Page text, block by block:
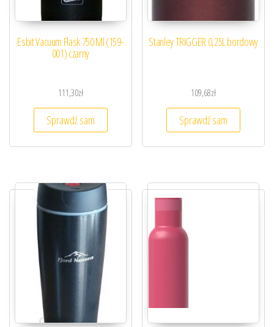
Esbit Vacuum Flask 750 Ml (159-
001) czarny
111,30zł
Sprawdź sam
Stanley TRIGGER 0,25L bordowy
109,68zł
Sprawdź sam